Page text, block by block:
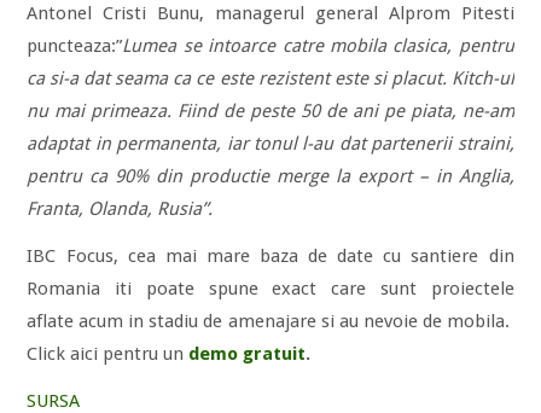
Antonel Cristi Bunu, managerul general Alprom Pitesti
puncteaza:”Lumea se intoarce catre mobila clasica, pentru
ca si-a dat seama ca ce este rezistent este si placut. Kitch-ul
nu mai primeaza. Fiind de peste 50 de ani pe piata, ne-am
adaptat in permanenta, iar tonul l-au dat partenerii straini,
pentru ca 90% din productie merge la export – in Anglia,
Franta, Olanda, Rusia”.
IBC Focus, cea mai mare baza de date cu santiere din
Romania iti poate spune exact care sunt proiectele
aflate acum in stadiu de amenajare si au nevoie de mobila.
Click aici pentru un demo gratuit.
SURSA